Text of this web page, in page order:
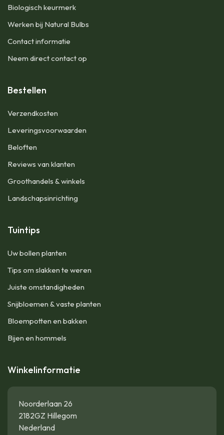
Biologisch keurmerk
Werken bij Natural Bulbs
Contact informatie
Neem direct contact op
Bestellen
Verzendkosten
Leveringsvoorwaarden
Beloften
Reviews van klanten
Groothandels & winkels
Landschapsinrichting
Tuintips
Uw bollen planten
Tips om slakken te weren
Juiste omstandigheden
Snijbloemen & vaste planten
Bloempotten en bakken
Bijen en hommels
Winkelinformatie
Noorderlaan 26
2182GZ Hillegom
Nederland